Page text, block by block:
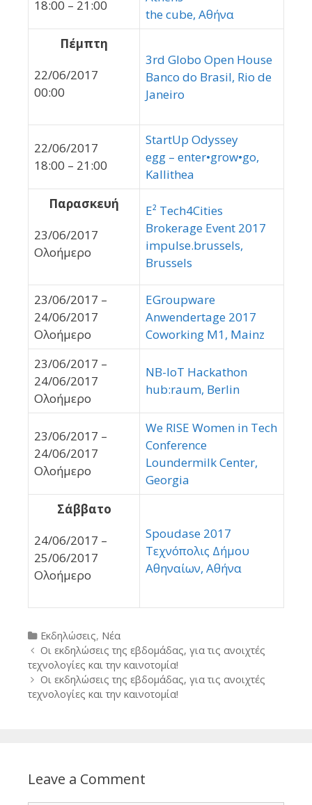
18:00 – 21:00
the cube, Αθήνα
Πέμπτη
22/06/2017
00:00
3rd Globo Open House
Banco do Brasil, Rio de
Janeiro
22/06/2017
18:00 – 21:00
StartUp Odyssey
egg – enter•grow•go,
Kallithea
Παρασκευή
23/06/2017
Ολοήμερο
E² Tech4Cities
Brokerage Event 2017
impulse.brussels,
Brussels
23/06/2017 –
24/06/2017
Ολοήμερο
EGroupware
Anwendertage 2017
Coworking M1, Mainz
23/06/2017 –
24/06/2017
Ολοήμερο
NB-IoT Hackathon
hub:raum, Berlin
23/06/2017 –
24/06/2017
Ολοήμερο
We RISE Women in Tech
Conference
Loundermilk Center,
Georgia
Σάββατο
24/06/2017 –
25/06/2017
Ολοήμερο
Spoudase 2017
Τεχνόπολις Δήμου
Αθηναίων, Αθήνα
Categories
Εκδηλώσεις, Νέα
Post
navigation
Οι εκδηλώσεις της εβδομάδας, για τις ανοιχτές
τεχνολογίες και την καινοτομία!
Οι εκδηλώσεις της εβδομάδας, για τις ανοιχτές
τεχνολογίες και την καινοτομία!
Leave a Comment